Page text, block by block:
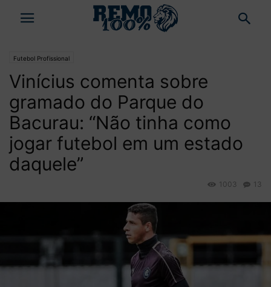
Futebol Profissional
Vinícius comenta sobre
gramado do Parque do
Bacurau: “Não tinha como
jogar futebol em um estado
daquele”
13
1003